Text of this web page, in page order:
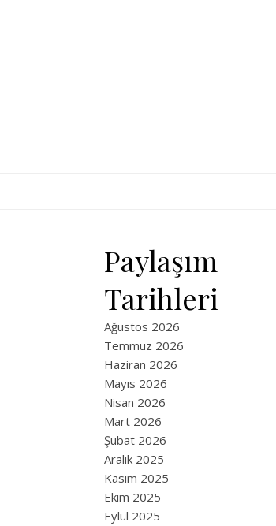
Paylaşım
Tarihleri
Ağustos 2026
Temmuz 2026
Haziran 2026
Mayıs 2026
Nisan 2026
Mart 2026
Şubat 2026
Aralık 2025
Kasım 2025
Ekim 2025
Eylül 2025